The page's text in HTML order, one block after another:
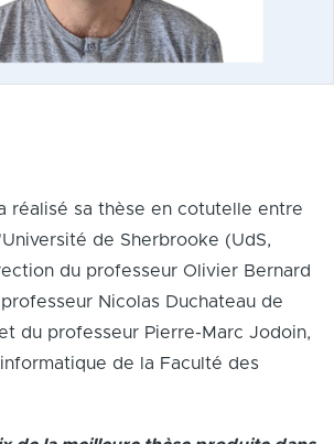
réalisé sa thèse en cotutelle entre
de Sherbrooke (UdS,
du professeur Olivier Bernard
professeur Nicolas Duchateau de
et du professeur Pierre-Marc Jodoin,
de la Faculté des